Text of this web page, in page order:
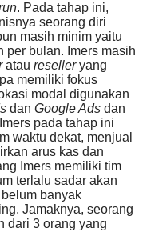
. Pada tahap ini,
seorang diri
masih minim yaitu
per bulan. Imers masih
atau reselleryang
memiliki fokus
modal digunakan
dan Google Ads dan
pada tahap ini
waktu dekat, menjual
arus kas dan
Imers memiliki tim
terlalu sadar akan
banyak
Jamaknya, seorang
dari 3 orang yang